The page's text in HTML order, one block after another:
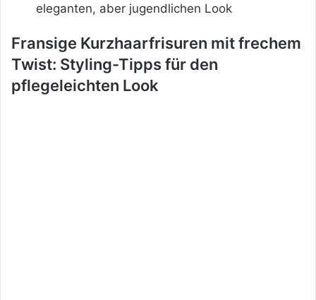
eleganten, aber jugendlichen Look
Fransige Kurzhaarfrisuren mit frechem
Twist: Styling-Tipps für den
pflegeleichten Look